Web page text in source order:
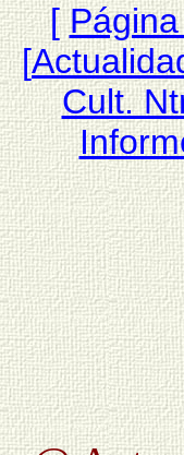
[
[
Cult.